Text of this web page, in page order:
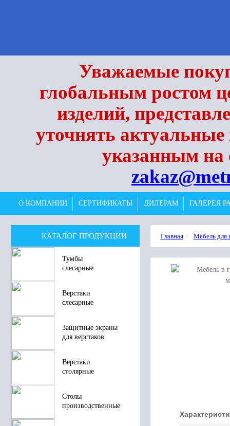
Уважаемые
глобальным ростом
изделий,
уточнять
указанным на
О КОМПАНИИ СЕРТИФИКАТЫ ДИЛЕРАМ ГАЛЕРЕЯ
КАТАЛОГ ПРОДУКЦИИ
Тумбы
слесарные
Верстаки
слесарные
Защитные экраны
для верстаков
Верстаки
столярные
Столы
производственные
Главная Мебель для